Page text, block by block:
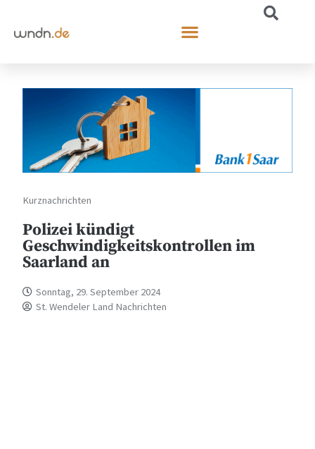
Kurznachrichten
Polizei kündigt
Geschwindigkeitskontrollen im
Saarland an
Sonntag, 29. September 2024
St. Wendeler Land Nachrichten